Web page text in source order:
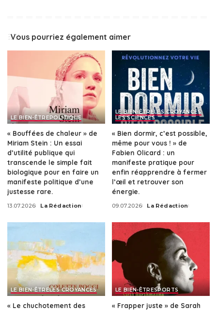
Vous pourriez également aimer
LE BIEN-ÊTREPOLITIQUE
« Bouffées de chaleur » de
Miriam Stein : Un essai
d’utilité publique qui
transcende le simple fait
biologique pour en faire un
manifeste politique d’une
justesse rare.
13.07.2026
Posted
La Rédaction
LE BIEN-ÊTRELES CROYANCES
LES SCIENCES
« Bien dormir, c’est possible,
même pour vous ! » de
Fabien Olicard : un
manifeste pratique pour
enfin réapprendre à fermer
l’œil et retrouver son
énergie.
09.07.2026
Posted
La Rédaction
LE BIEN-ÊTRELES CROYANCES
« Le chuchotement des
LE BIEN-ÊTRESPORTS
« Frapper juste » de Sarah